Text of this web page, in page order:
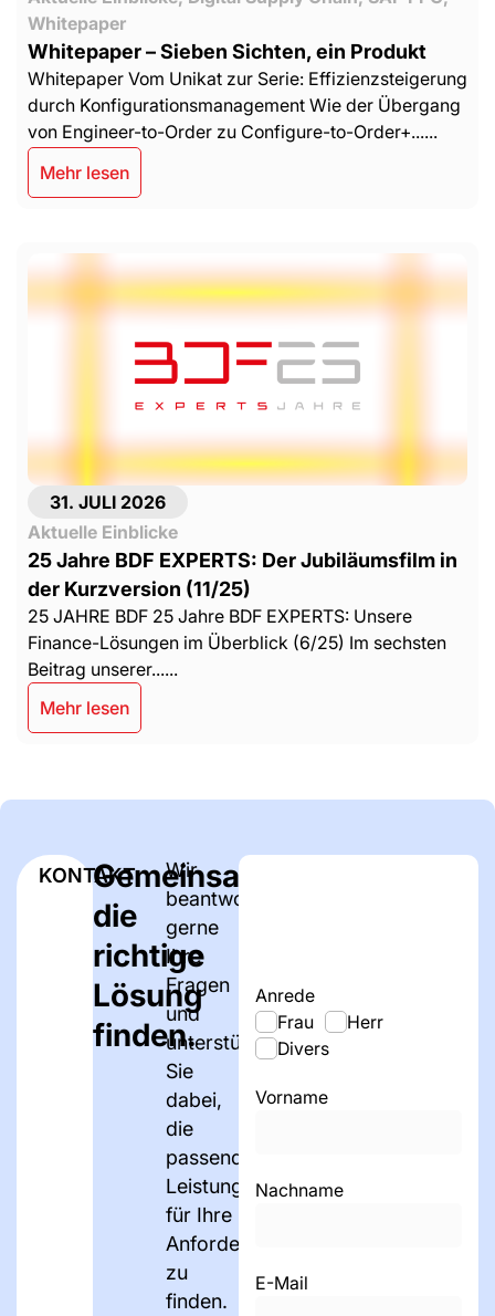
Whitepaper
Whitepaper – Sieben Sichten, ein Produkt
Whitepaper Vom Unikat zur Serie: Effizienzsteigerung
durch Konfigurationsmanagement Wie der Übergang
von Engineer-to-Order zu Configure-to-Order+......
Mehr lesen
31. JULI 2026
Aktuelle Einblicke
25 Jahre BDF EXPERTS: Der Jubiläumsfilm in
der Kurzversion (11/25)
25 JAHRE BDF 25 Jahre BDF EXPERTS: Unsere
Finance-Lösungen im Überblick (6/25) Im sechsten
Beitrag unserer......
Mehr lesen
KONTAKTGemeinsam
die
richtige
Lösung
finden.
Wir
beantworten
gerne
Ihre
Fragen
und
unterstützen
Sie
dabei,
die
passenden
Leistungen
für Ihre
Anforderungen
zu
finden.
Anrede
Frau
Herr
Divers
Vorname
Nachname
E-Mail